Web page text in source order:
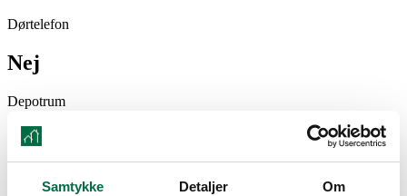
Samtykke Detaljer Om
Dørtelefon
Nej
Depotrum
Ja
Galleri fra ejendommen